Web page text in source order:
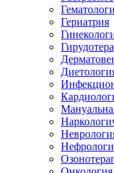
Гериатрия